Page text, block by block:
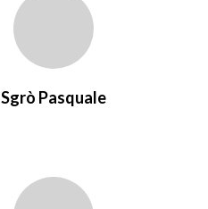
Sgrò Pasquale